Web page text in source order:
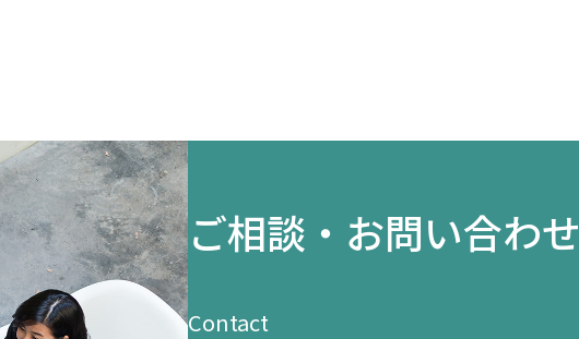
ご相談・お問い合わせ
Contact